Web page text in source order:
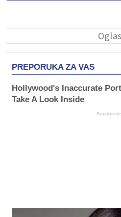
PREPORUKA ZA VAS
Hollywood's Inaccurate
Take A Look Inside